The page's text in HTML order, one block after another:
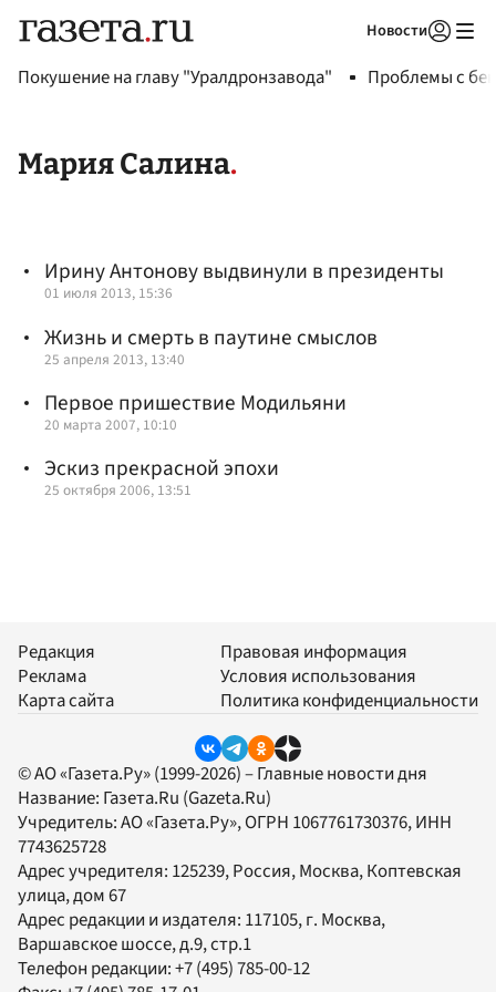
Новости
Покушение на главу "Уралдронзавода" Проблемы с
Мария Салина
Ирину Антонову выдвинули в президенты
01 июля 2013, 15:36
Жизнь и смерть в паутине смыслов
25 апреля 2013, 13:40
Первое пришествие Модильяни
20 марта 2007, 10:10
Эскиз прекрасной эпохи
25 октября 2006, 13:51
Редакция
Реклама
Карта сайта
Правовая информация
Условия использования
Политика конфиденциальности
© АО «Газета.Ру» (1999-2026) – Главные новости дня
Название: Газета.Ru (Gazeta.Ru)
Учредитель:АО «Газета.Ру», ОГРН 1067761730376, ИНН
7743625728
Адрес учредителя: 125239, Россия, Москва, Коптевская
улица, дом 67
Адрес редакции и издателя: 117105, г. Москва,
Варшавское шоссе, д.9, стр.1
Телефон редакции:+7 (495) 785-00-12